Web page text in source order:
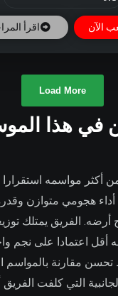
الآن اقرأ
Load More
في هذا
أكثر مواسمه استقرارا
أداء هجومي متوازن
الفريق يمتلك
أقل اعتمادا على نجم
تحسن مقارنة بالمواسم
التي كلفت الفريق